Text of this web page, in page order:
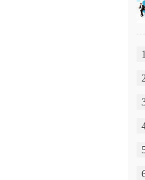
1